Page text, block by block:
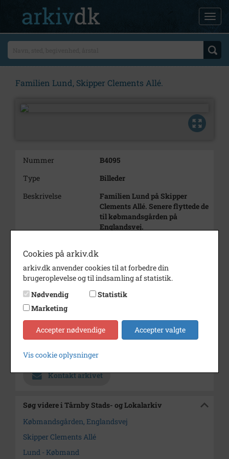
Familien Lund, Skipper Clements Allé.
Nummer
B4095
Type
Billeder
Beskrivelse
Familien Lund på Skipper
Clements Allé. Senere flyttede de
til købmandsgården på
Englandsvej.
Dateringsnote
ca. 1920'erne
Fotograf
Ukendt
Se på kort
Enhed
Tårnby Kommune (2007-2050)
Arkiv
Kontakt arkivet
Søg videre i Tårnby Stads- og Lokalarkiv
Købmandsgården, Englandsvej
Skipper Clements Allé
Lund - Købmand
Cookies på arkiv.dk
arkiv.dk anvender cookies til at forbedre din
brugeroplevelse og til indsamling af statistik.
Nødvendig
Statistik
Marketing
Accepter nødvendige Accepter valgte
Vis cookie oplysninger